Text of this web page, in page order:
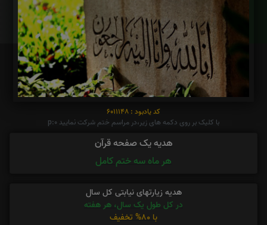
کد یادبود : 6011148
با کلیک بر روی دکمه های زیر،در مراسم ختم شرکت نمایید p:0
هدیه یک صفحه قرآن
هر ماه سه ختم کامل
هدیه زیارتهای نیابتی کل سال
در کل طول یک سال، هر هفته
با 80% تخفیف